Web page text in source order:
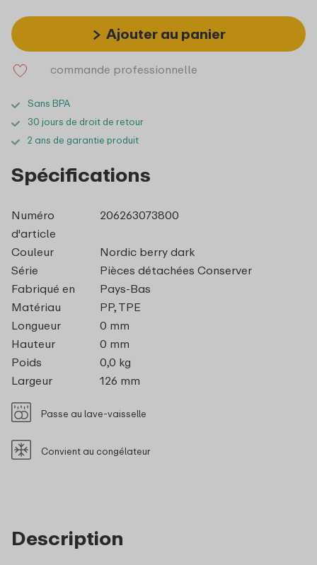
Ajouter au panier
commande professionnelle
Sans BPA
30 jours de droit de retour
2 ans de garantie produit
Description
Spécifications
Numéro
d'article
206263073800
Couleur
Nordic berry dark
Série
Pièces détachées Conserver
Fabriqué en
Pays-Bas
Matériau
PP, TPE
Longueur
0 mm
Hauteur
0 mm
Poids
0,0 kg
Largeur
126 mm
Passe au lave-vaisselle
Convient au congélateur